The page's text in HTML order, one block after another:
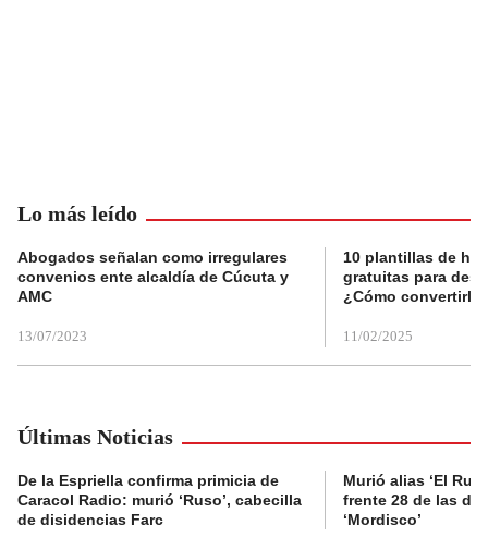
Lo más leído
Abogados señalan como irregulares
convenios ente alcaldía de Cúcuta y
AMC
13/07/2023
10 plantillas de
gratuitas para
¿Cómo convertirla
11/02/2025
Últimas Noticias
De la Espriella confirma primicia de
Caracol Radio: murió ‘Ruso’, cabecilla
de disidencias Farc
Murió alias ‘El
frente 28 de las
‘Mordisco’